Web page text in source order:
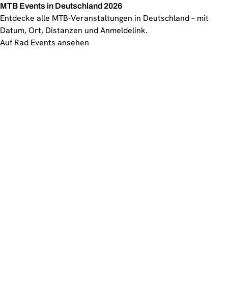
MTB Events in Deutschland 2026
Entdecke alle MTB-Veranstaltungen in Deutschland – mit
Datum, Ort, Distanzen und Anmeldelink.
Auf Rad Events ansehen